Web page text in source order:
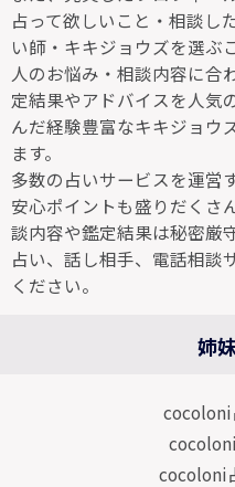
占って欲しいこと・相談し
い師・キキジョウズを選ぶ
人のお悩み・相談内容に合
定結果やアドバイスを人気
んだ経験豊富なキキジョウ
ます。
多数の占いサービスを運営
安心ポイントも盛りだくさ
談内容や鑑定結果は秘密厳
占い、話し相手、電話相談
ください。
姉
cocoloni
cocoloni